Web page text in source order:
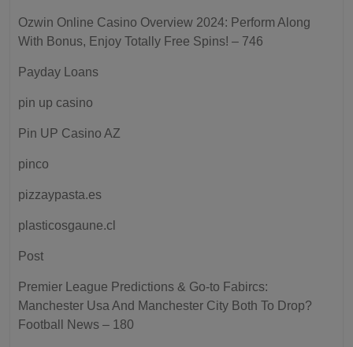
Ozwin Online Casino Overview 2024: Perform Along
With Bonus, Enjoy Totally Free Spins! – 746
Payday Loans
pin up casino
Pin UP Casino AZ
pinco
pizzaypasta.es
plasticosgaune.cl
Post
Premier League Predictions & Go-to Fabircs:
Manchester Usa And Manchester City Both To Drop?
Football News – 180